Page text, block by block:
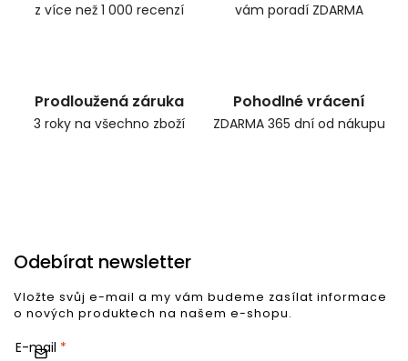
z více než 1 000 recenzí vám poradí ZDARMA
Prodloužená záruka
3 roky na všechno zboží
Pohodlné vrácení
ZDARMA 365 dní od nákupu
Odebírat newsletter
Vložte svůj e-mail a my vám budeme zasílat informace
o nových produktech na našem e-shopu.
E-mail